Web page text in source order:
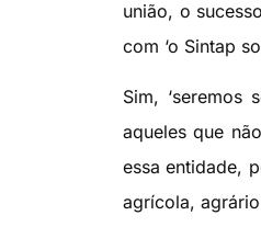
união, o
com ‘o Sintap
Sim, ‘seremos
aqueles que
essa entidade,
agrícola, agrário